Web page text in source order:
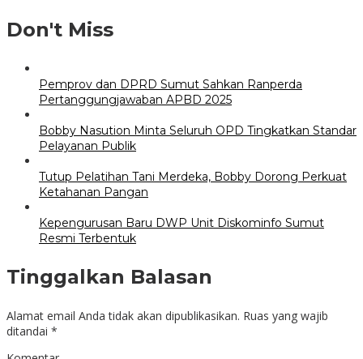
Don't Miss
Pemprov dan DPRD Sumut Sahkan Ranperda
Pertanggungjawaban APBD 2025
Bobby Nasution Minta Seluruh OPD Tingkatkan Standar
Pelayanan Publik
Tutup Pelatihan Tani Merdeka, Bobby Dorong Perkuat
Ketahanan Pangan
Kepengurusan Baru DWP Unit Diskominfo Sumut
Resmi Terbentuk
Tinggalkan Balasan
Alamat email Anda tidak akan dipublikasikan. Ruas yang wajib
ditandai *